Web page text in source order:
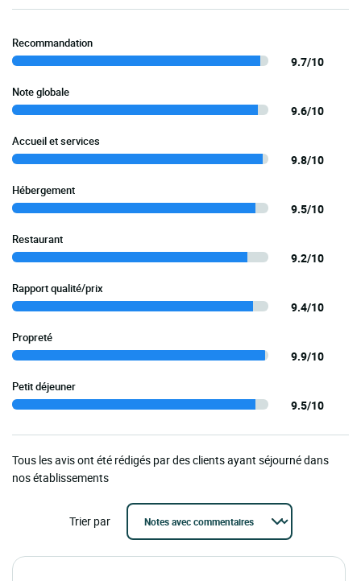
Recommandation
9.7/10
Note globale
9.6/10
Accueil et services
9.8/10
Hébergement
9.5/10
Restaurant
9.2/10
Rapport qualité/prix
9.4/10
Propreté
9.9/10
Petit déjeuner
9.5/10
Tous les avis ont été rédigés par des clients ayant séjourné dans
nos établissements
Trier par